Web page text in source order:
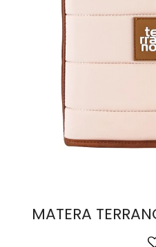
MATERA